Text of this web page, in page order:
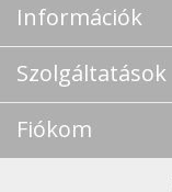
Információk
Szolgáltatások
Fiókom